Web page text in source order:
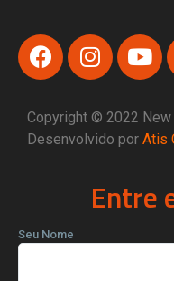
Copyright © 2022
Desenvolvido por Atis
Entre
Seu Nome